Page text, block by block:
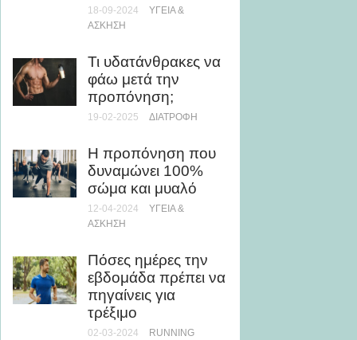
18-09-2024
ΥΓΕΊΑ &
ΆΣΚΗΣΗ
Τι υδατάνθρακες να
φάω μετά την
προπόνηση;
19-02-2025 ΔΙΑΤΡΟΦΉ
Η προπόνηση που
δυναμώνει 100%
σώμα και μυαλό
12-04-2024
ΥΓΕΊΑ &
ΆΣΚΗΣΗ
Πόσες ημέρες την
εβδομάδα πρέπει να
πηγαίνεις για
τρέξιμο
02-03-2024 RUNNING